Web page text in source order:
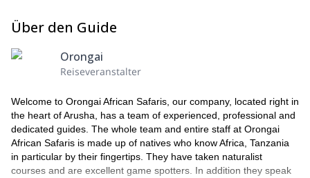
Über den Guide
Orongai
Reiseveranstalter
Welcome to Orongai African Safaris, our company, located right in
the heart of Arusha, has a team of experienced, professional and
dedicated guides. The whole team and entire staff at Orongai
African Safaris is made up of natives who know Africa, Tanzania
in particular by their fingertips. They have taken naturalist
courses and are excellent game spotters. In addition they speak